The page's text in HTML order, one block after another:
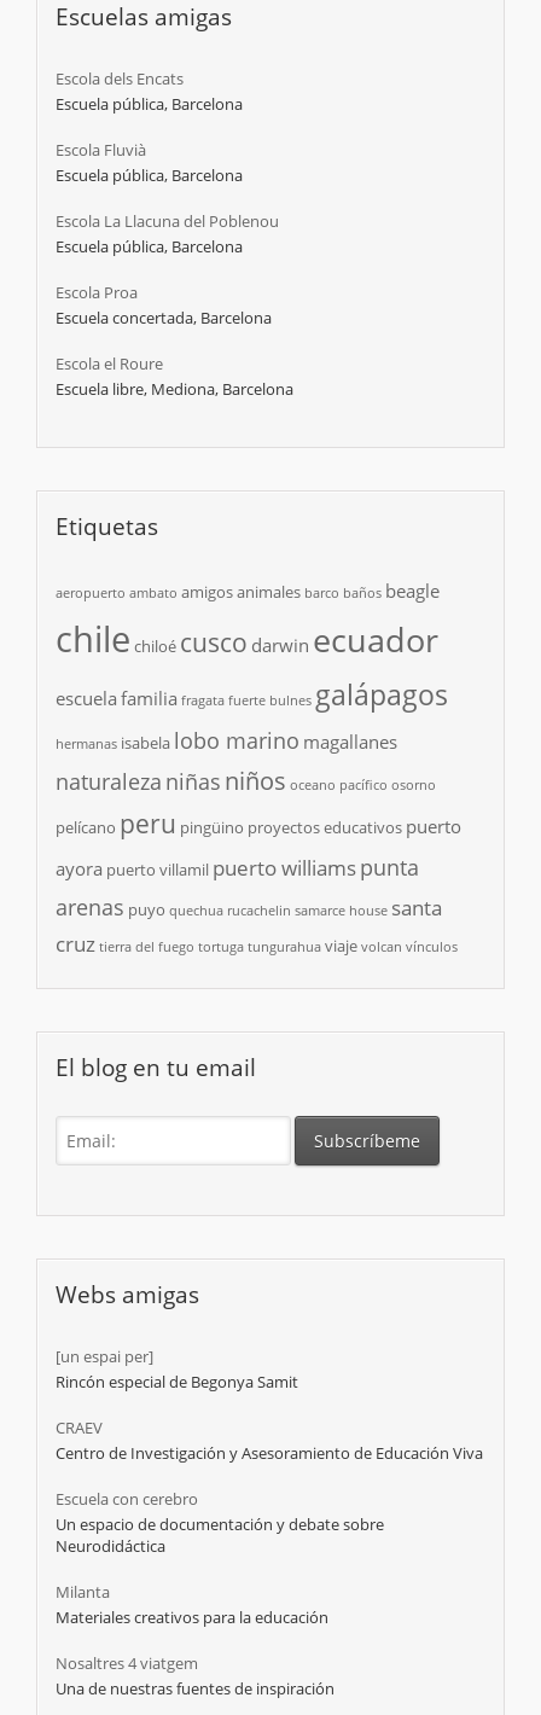
Escuelas amigas
Escola dels Encats
Escuela pública, Barcelona
Escola Fluvià
Escuela pública, Barcelona
Escola La Llacuna del Poblenou
Escuela pública, Barcelona
Escola Proa
Escuela concertada, Barcelona
Escola el Roure
Escuela libre, Mediona, Barcelona
Etiquetas
aeropuerto ambato amigosanimales barco baños beagle
chile chiloé cusco darwin ecuador
escuela familia fragata fuerte bulnes galápagos
hermanas isabela lobo marino magallanes
naturaleza niñas niños oceano pacífico osorno
pelícano peru pingüino proyectos educativos puerto
ayora puerto villamil puerto williamspunta
arenas puyo quechua rucachelin samarce house santa
cruz tierra del fuego tortuga tungurahua viaje volcan vínculos
El blog en tu email
Webs amigas
[un espai per]
Rincón especial de Begonya Samit
CRAEV
Centro de Investigación y Asesoramiento de Educación Viva
Escuela con cerebro
Un espacio de documentación y debate sobre
Neurodidáctica
Milanta
Materiales creativos para la educación
Nosaltres 4 viatgem
Una de nuestras fuentes de inspiración